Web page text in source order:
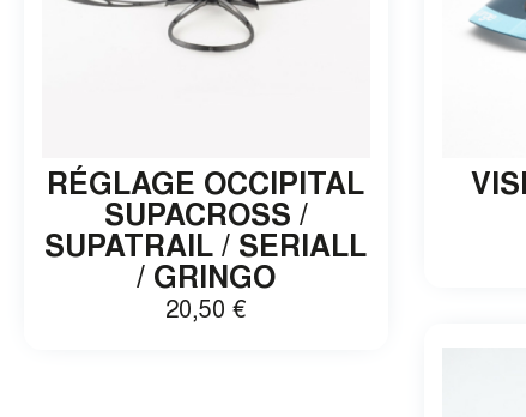
RÉGLAGE OCCIPITAL
SUPACROSS /
SUPATRAIL / SERIALL
/ GRINGO
20,50€